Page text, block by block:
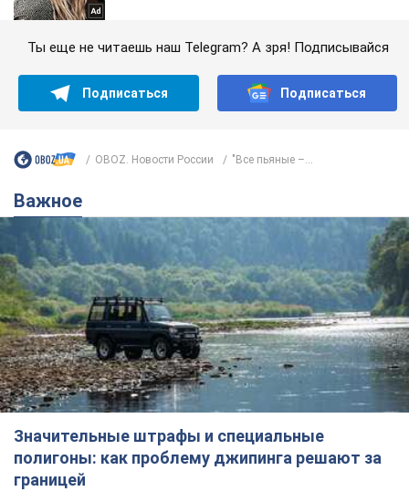
Ты еще не читаешь наш Telegram? А зря! Подписывайся
Подписаться Подписаться
OBOZ. Новости России "Все пьяные –...
Важное
Значительные штрафы и специальные
полигоны: как проблему джипинга решают за
границей